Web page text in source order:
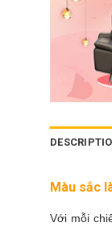
Màu sắc
Với mỗi